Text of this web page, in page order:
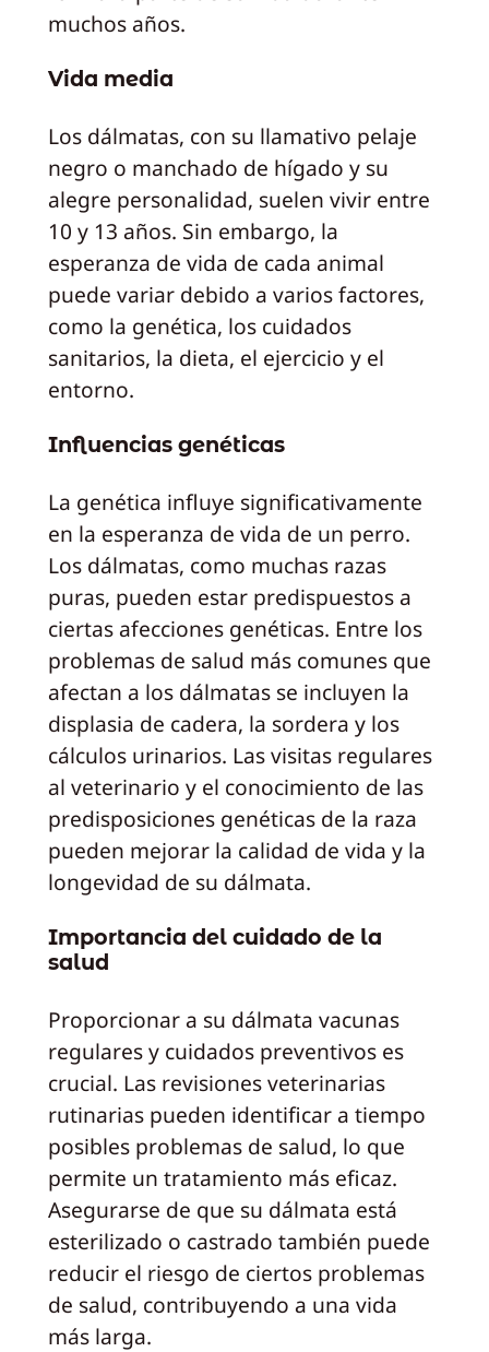
muchos años.
Vida media
Los dálmatas, con su llamativo pelaje
negro o manchado de hígado y su
alegre personalidad, suelen vivir entre
10 y 13 años. Sin embargo, la
esperanza de vida de cada animal
puede variar debido a varios factores,
como la genética, los cuidados
sanitarios, la dieta, el ejercicio y el
entorno.
Influencias genéticas
La genética influye significativamente
en la esperanza de vida de un perro.
Los dálmatas, como muchas razas
puras, pueden estar predispuestos a
ciertas afecciones genéticas. Entre los
problemas de salud más comunes que
afectan a los dálmatas se incluyen la
displasia de cadera, la sordera y los
cálculos urinarios. Las visitas regulares
al veterinario y el conocimiento de las
predisposiciones genéticas de la raza
pueden mejorar la calidad de vida y la
longevidad de su dálmata.
Importancia del cuidado de la
salud
Proporcionar a su dálmata vacunas
regulares y cuidados preventivos es
crucial. Las revisiones veterinarias
rutinarias pueden identificar a tiempo
posibles problemas de salud, lo que
permite un tratamiento más eficaz.
Asegurarse de que su dálmata está
esterilizado o castrado también puede
reducir el riesgo de ciertos problemas
de salud, contribuyendo a una vida
más larga.